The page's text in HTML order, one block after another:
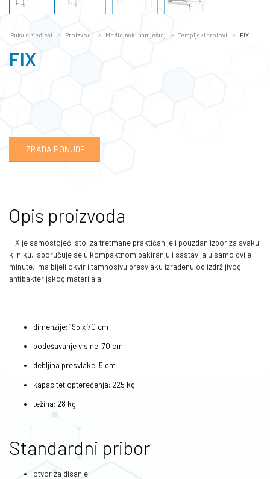
Pulsus Medical Proizvodi Medicinski namještaj Terapijski stolovi FIX
FIX
IZRADA PONUDE
Opis proizvoda
FIX je samostojeći stol za tretmane praktičan je i pouzdan izbor za svaku
kliniku. Isporučuje se u kompaktnom pakiranju i sastavlja u samo dvije
minute. Ima bijeli okvir i tamnosivu presvlaku izrađenu od izdržljivog
antibakterijskog materijala
dimenzije: 195 x 70 cm
podešavanje visine: 70 cm
debljina presvlake: 5 cm
kapacitet opterećenja: 225 kg
težina: 28 kg
Standardni pribor
otvor za disanje